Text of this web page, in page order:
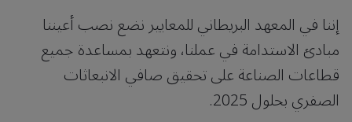
إننا في المعهد البريطاني للمعايير نضع نصب أعيننا
مبادئ الاستدامة في عملنا، ونتعهد بمساعدة جميع
قطاعات الصناعة على تحقيق صافي الانبعاثات
الصفري بحلول 2025.